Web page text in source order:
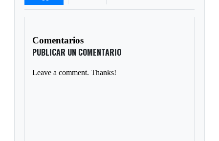
Comentarios
PUBLICAR UN COMENTARIO
Leave a comment. Thanks!